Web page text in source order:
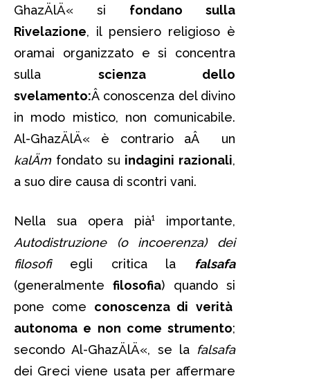
GhazÄlÄ« si fondano sulla
Rivelazione, il pensiero religioso è
oramai organizzato e si concentra
sulla scienza dello
svelamento:Â conoscenza del divino
in modo mistico, non comunicabile.
Al-GhazÄlÄ« è contrario aÂ un
kalÄm fondato su indagini razionali,
a suo dire causa di scontri vani.
Nella sua opera pià¹ importante,
Autodistruzione (o incoerenza) dei
filosofiegli critica la falsafa
(generalmentefilosofia) quando si
pone come conoscenza di verità
autonoma e non come strumento;
secondo Al-GhazÄlÄ«, se la falsafa
dei Greci viene usata per affermare